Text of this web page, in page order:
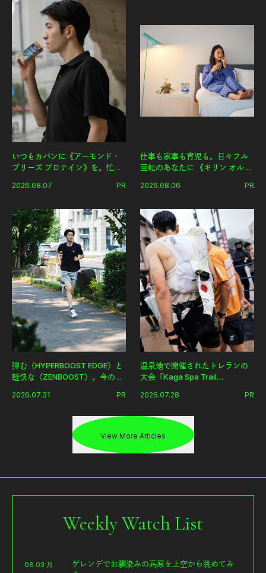
いつもカバンに《アーモンド・
ブリーズ プロテイン》を。忙し
グ習慣。
2026.08.07 PR
仕事も家事も育児も。日々フル
回転のあなたに 《キリン オルニ
2026.08.06 PR
弾む〈HYPERBOOST EDGE〉と
軽快な〈ZENBOOST〉。今の時
出した新機軸。
2026.07.31 PR
温泉地で開催されたトレランの
大会「Kaga Spa Trail
戦を夢見るランナーたちの奮闘
2026.07.28 PR
View More Articles
Weekly Watch List
08.03 月
ゲレンデでお馴染みの高原を上空から眺めてみ